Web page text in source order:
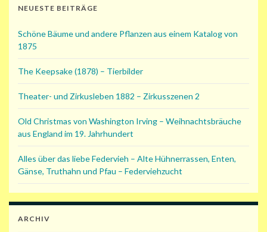
NEUESTE BEITRÄGE
Schöne Bäume und andere Pflanzen aus einem Katalog von
1875
The Keepsake (1878) – Tierbilder
Theater- und Zirkusleben 1882 – Zirkusszenen 2
Old Christmas von Washington Irving – Weihnachtsbräuche
aus England im 19. Jahrhundert
Alles über das liebe Federvieh – Alte Hühnerrassen, Enten,
Gänse, Truthahn und Pfau – Federviehzucht
ARCHIV